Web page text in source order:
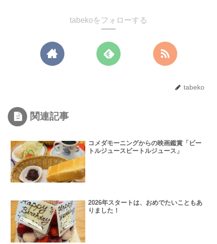
tabekoをフォローする
tabeko
関連記事
コメダモーニングからの映画鑑賞「ビー
トルジュースビートルジュース」
2026年スタートは、おめでたいこともあ
りました！